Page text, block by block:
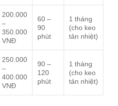
200.000
–
350.000
VNĐ
60 –
90
phút
1 tháng
(cho keo
tản nhiệt)
250.000
–
400.000
VNĐ
90 –
120
phút
1 tháng
(cho keo
tản nhiệt)